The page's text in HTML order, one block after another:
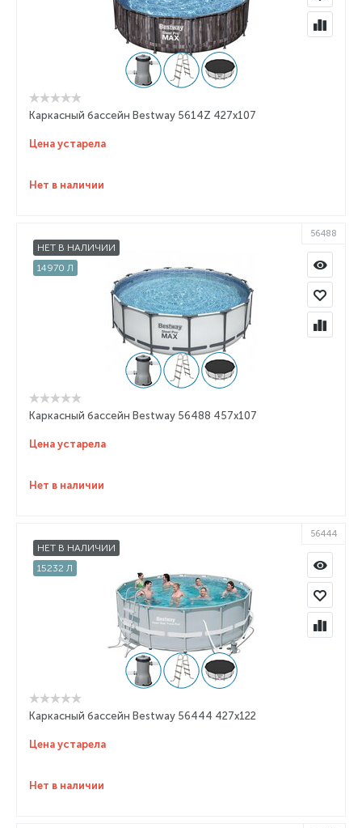
Каркасный бассейн Bestway 5614Z 427x107
Цена устарела
Нет в наличии
НЕТ В НАЛИЧИИ
14970 Л
56488
Каркасный бассейн Bestway 56488 457x107
Цена устарела
Нет в наличии
НЕТ В НАЛИЧИИ
15232 Л
56444
Каркасный бассейн Bestway 56444 427x122
Цена устарела
Нет в наличии